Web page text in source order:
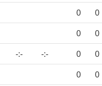
0 0
0 0
-:- -:- 0 0
0 0